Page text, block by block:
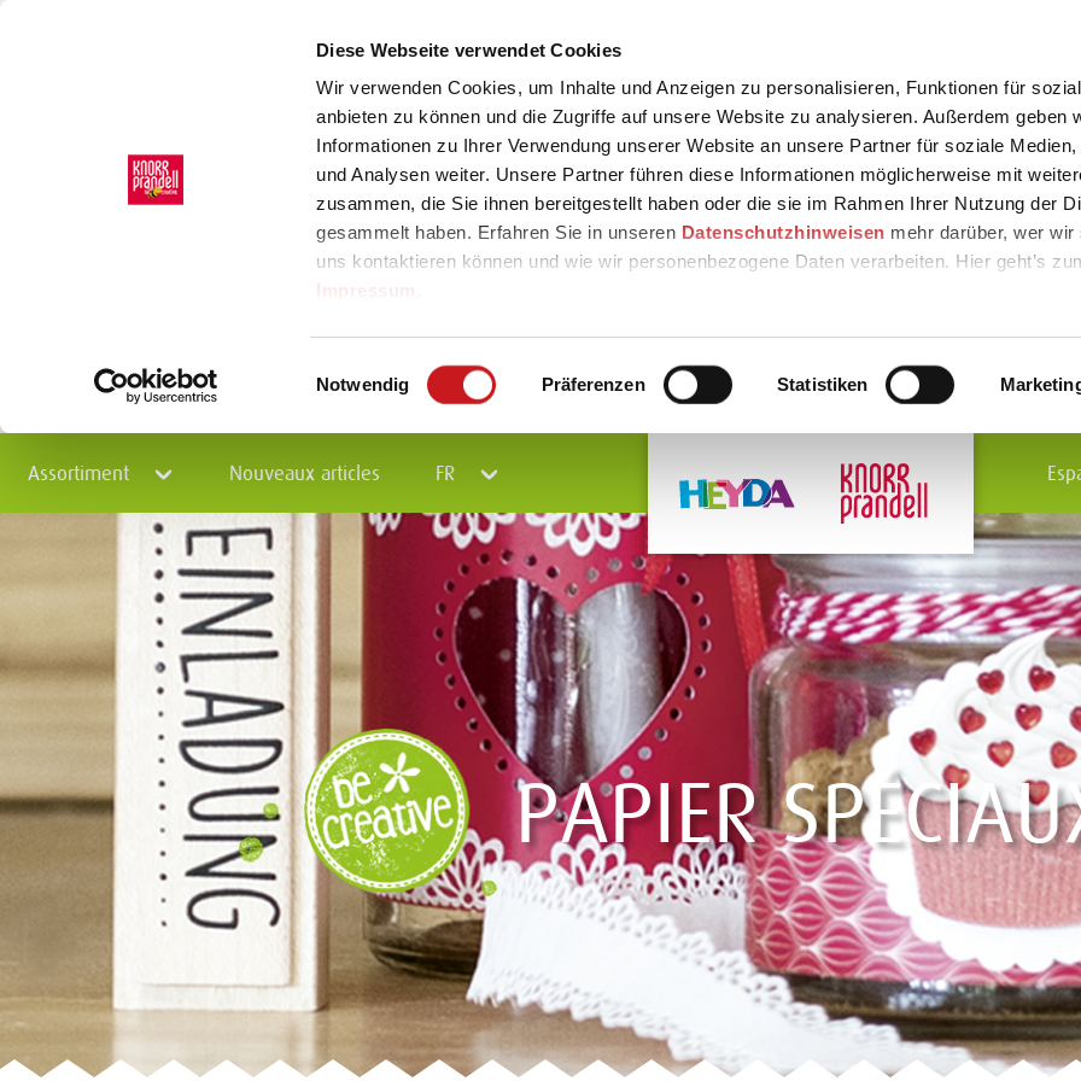
Diese Webseite verwendet Cookies
Wir verwenden Cookies, um Inhalte und Anzeigen zu personalisieren, Funktionen für
anbieten zu können und die Zugriffe auf unsere Website zu analysieren. Außerdem geben
Informationen zu Ihrer Verwendung unserer Website an unsere Partner für soziale Medien,
und Analysen weiter. Unsere Partner führen diese Informationen möglicherweise mit
zusammen, die Sie ihnen bereitgestellt haben oder die sie im Rahmen Ihrer Nutzung der
gesammelt haben. Erfahren Sie in unseren Datenschutzhinweisen mehr darüber, wer
uns kontaktieren können und wie wir personenbezogene Daten verarbeiten. Hier geht’s
Impressum
Einwilligungsauswahl
Notwendig Präferenzen Statistiken
Assortiment Nouveaux articles FR
PAPIER